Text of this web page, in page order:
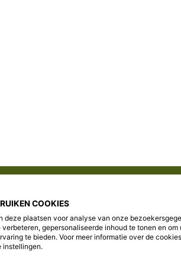
AFM vergunning
12000487
COOKIES
deze plaatsen voor analyse van onze
gepersonaliseerde inhoud te tonen en om
te bieden. Voor meer informatie over de
instellingen.